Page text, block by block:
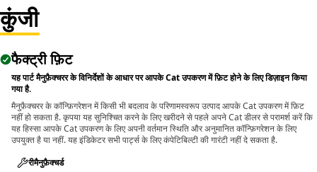
identifying any potential issues or malfunctions in the
nozzle, such as clogging, leaks, or improper fuel
of fuel injection nozzles.
कुंजी
फैक्ट्री फ़िट
यह पार्ट मैनुफ़ैक्चरर के विनिर्देशों के आधार पर आपके Cat उपकरण में फ़िट होने के लिए डिज़ाइन किया
गया है.
मैनुफ़ैक्चरर के कॉन्फ़िगरेशन में किसी भी बदलाव के परिणामस्वरूप उत्पाद आपके Cat उपकरण में फ़िट
नहीं हो सकता है. कृपया यह सुनिश्चित करने के लिए खरीदने से पहले अपने Cat डीलर से परामर्श करें कि
यह हिस्सा आपके Cat उपकरण के लिए अपनी वर्तमान स्थिति और अनुमानित कॉन्फ़िगरेशन के लिए
उपयुक्त है या नहीं. यह इंडिकेटर सभी पार्ट्स के लिए कंपेटिबिल्टी की गारंटी नहीं दे सकता है.
रीमैनुफ़ैक्चर्ड